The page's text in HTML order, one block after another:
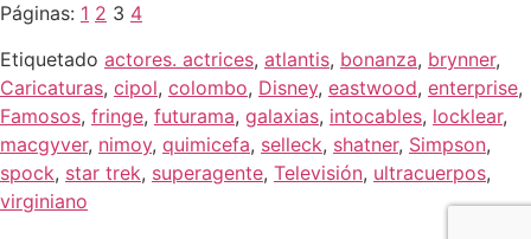
Páginas: 1 2 3 4
Etiquetado actores. actrices, atlantis, bonanza, brynner,
Caricaturas, cipol, colombo, Disney, eastwood, enterprise,
Famosos, fringe, futurama, galaxias, intocables, locklear,
macgyver, nimoy, quimicefa, selleck, shatner, Simpson,
spock, star trek, superagente, Televisión, ultracuerpos,
virginiano